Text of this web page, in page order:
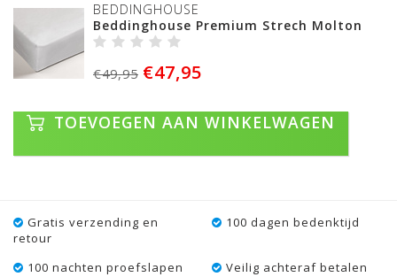
BEDDINGHOUSE
Beddinghouse Premium Strech Molton
€49,95 €47,95
TOEVOEGEN AAN WINKELWAGEN
Gratis verzending en
retour
100 dagen bedenktijd
100 nachten proefslapen Veilig achteraf betalen